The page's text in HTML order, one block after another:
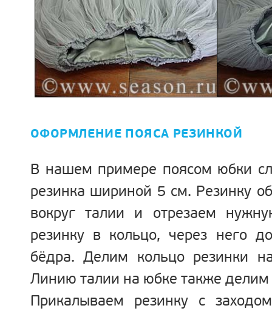
ОФОРМЛЕНИЕ ПОЯСА РЕЗИНКОЙ
В нашем примере поясом юбки
резинка шириной 5 см. Резинку
вокруг талии и отрезаем
резинку в кольцо, через него
бёдра. Делим кольцо резинки
Линию талии на юбке также делим
Прикалываем резинку с